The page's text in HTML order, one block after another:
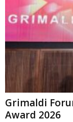
Grimaldi
Award 2026